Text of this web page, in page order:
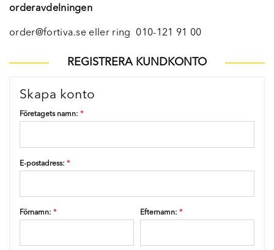
orderavdelningen
order@fortiva.se eller ring 010-121 91 00
REGISTRERA KUNDKONTO
Skapa konto
Företagets namn: *
E-postadress: *
Förnamn: * Efternamn: *